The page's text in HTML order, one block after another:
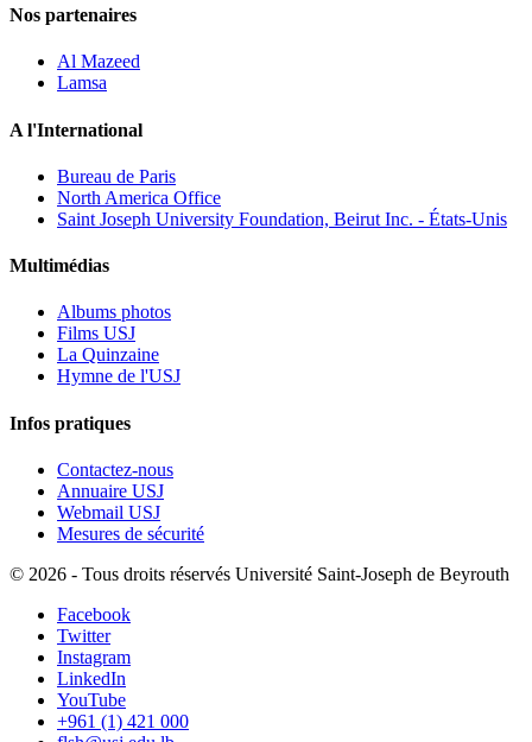
Nos partenaires
Al Mazeed
Lamsa
A l'International
Bureau de Paris
North America Office
Saint Joseph University Foundation, Beirut Inc. - États-Unis
Multimédias
Albums photos
Films USJ
La Quinzaine
Hymne de l'USJ
Infos pratiques
Contactez-nous
Annuaire USJ
Webmail USJ
Mesures de sécurité
© 2026 - Tous droits réservés Université Saint-Joseph de Beyrouth
Facebook
Twitter
Instagram
LinkedIn
YouTube
+961 (1) 421 000